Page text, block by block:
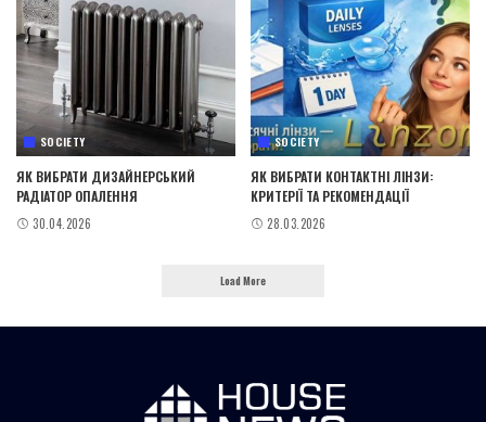
SOCIETY
ЯК ВИБРАТИ ДИЗАЙНЕРСЬКИЙ
РАДІАТОР ОПАЛЕННЯ
30.04.2026
SOCIETY
ЯК ВИБРАТИ КОНТАКТНІ ЛІНЗИ:
КРИТЕРІЇ ТА РЕКОМЕНДАЦІЇ
28.03.2026
Load More